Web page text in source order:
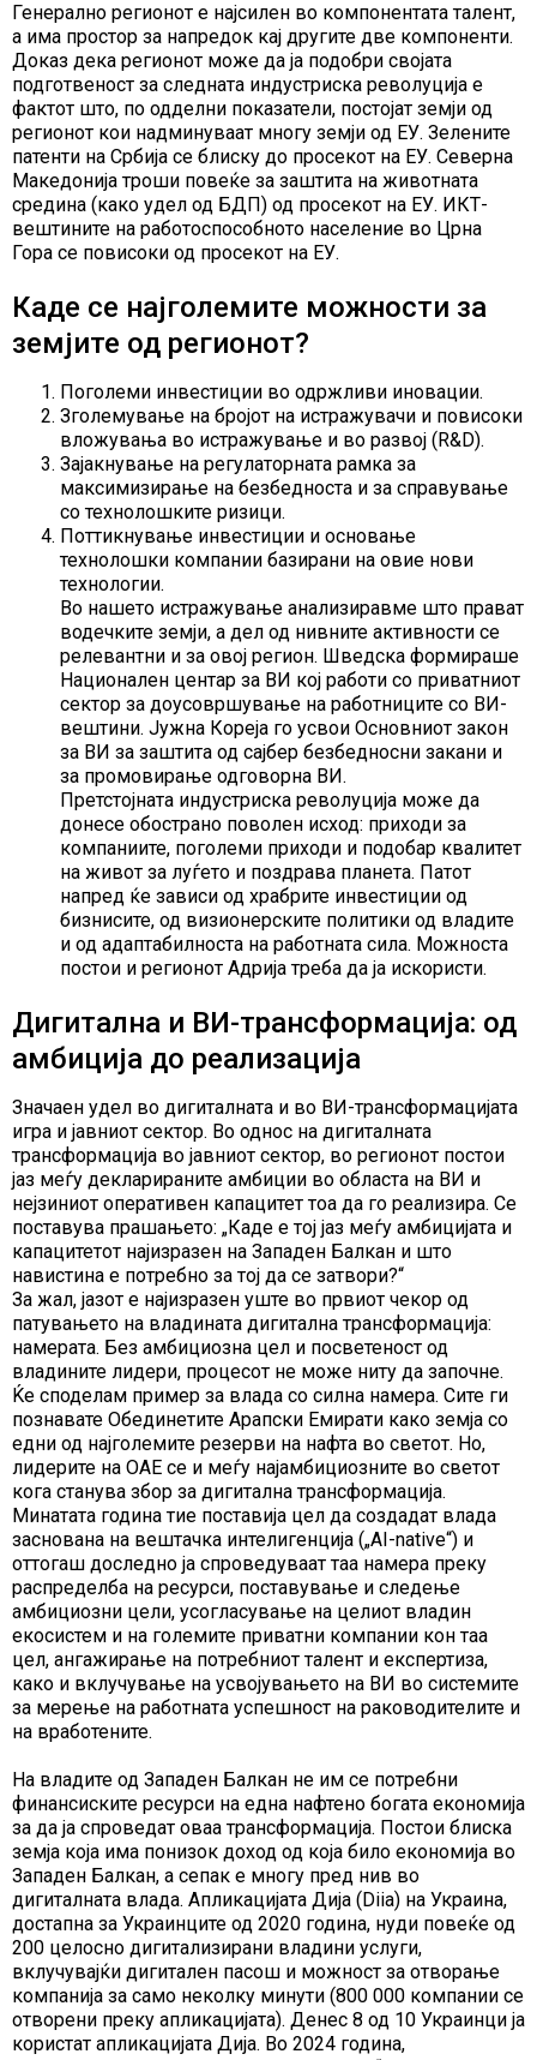
Генерално регионот е најсилен во компонентата талент,
а има простор за напредок кај другите две компоненти.
Доказ дека регионот може да ја подобри својата
подготвеност за следната индустриска револуција е
фактот што, по одделни показатели, постојат земји од
регионот кои надминуваат многу земји од ЕУ. Зелените
патенти на Србија се блиску до просекот на ЕУ. Северна
Македонија троши повеќе за заштита на животната
средина (како удел од БДП) од просекот на ЕУ. ИКТ-
вештините на работоспособното население во Црна
Гора се повисоки од просекот на ЕУ.
Каде се најголемите можности за
земјите од регионот?
Поголеми инвестиции во одржливи иновации.
Зголемување на бројот на истражувачи и повисоки
вложувања во истражување и во развој (R&D).
Зајакнување на регулаторната рамка за
максимизирање на безбедноста и за справување
со технолошките ризици.
Поттикнување инвестиции и основање
технолошки компании базирани на овие нови
технологии.
Во нашето истражување анализиравме што прават
водечките земји, а дел од нивните активности се
релевантни и за овој регион. Шведска формираше
Национален центар за ВИ кој работи со приватниот
сектор за доусовршување на работниците со ВИ-
вештини. Јужна Кореја го усвои Основниот закон
за ВИ за заштита од сајбер безбедносни закани и
за промовирање одговорна ВИ.
Претстојната индустриска револуција може да
донесе обострано поволен исход: приходи за
компаниите, поголеми приходи и подобар квалитет
на живот за луѓето и поздрава планета. Патот
напред ќе зависи од храбрите инвестиции од
бизнисите, од визионерските политики од владите
и од адаптабилноста на работната сила. Можноста
постои и регионот Адрија треба да ја искористи.
Дигитална и ВИ-трансформација: од
амбиција до реализација
Значаен удел во дигиталната и во ВИ-трансформацијата
игра и јавниот сектор. Во однос на дигиталната
трансформација во јавниот сектор, во регионот постои
јаз меѓу декларираните амбиции во областа на ВИ и
нејзиниот оперативен капацитет тоа да го реализира. Се
поставува прашањето: „Каде е тој јаз меѓу амбицијата и
капацитетот најизразен на Западен Балкан и што
навистина е потребно за тој да се затвори?“
За жал, јазот е најизразен уште во првиот чекор од
патувањето на владината дигитална трансформација:
намерата. Без амбициозна цел и посветеност од
владините лидери, процесот не може ниту да започне.
Ќе споделам пример за влада со силна намера. Сите ги
познавате Обединетите Арапски Емирати како земја со
едни од најголемите резерви на нафта во светот. Но,
лидерите на ОАЕ се и меѓу најамбициозните во светот
кога станува збор за дигитална трансформација.
Минатата година тие поставија цел да создадат влада
заснована на вештачка интелигенција („AI-native“) и
оттогаш доследно ја спроведуваат таа намера преку
распределба на ресурси, поставување и следење
амбициозни цели, усогласување на целиот владин
екосистем и на големите приватни компании кон таа
цел, ангажирање на потребниот талент и експертиза,
како и вклучување на усвојувањето на ВИ во системите
за мерење на работната успешност на раководителите и
на вработените.
На владите од Западен Балкан не им се потребни
финансиските ресурси на една нафтено богата економија
за да ја спроведат оваа трансформација. Постои блиска
земја која има понизок доход од која било економија во
Западен Балкан, а сепак е многу пред нив во
дигиталната влада. Апликацијата Дија (Diia) на Украина,
достапна за Украинците од 2020 година, нуди повеќе од
200 целосно дигитализирани владини услуги,
вклучувајќи дигитален пасош и можност за отворање
компанија за само неколку минути (800 000 компании се
отворени преку апликацијата). Денес 8 од 10 Украинци ја
користат апликацијата Дија. Во 2024 година,